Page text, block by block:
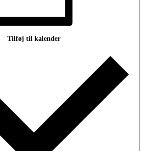
Tilføj til kalender